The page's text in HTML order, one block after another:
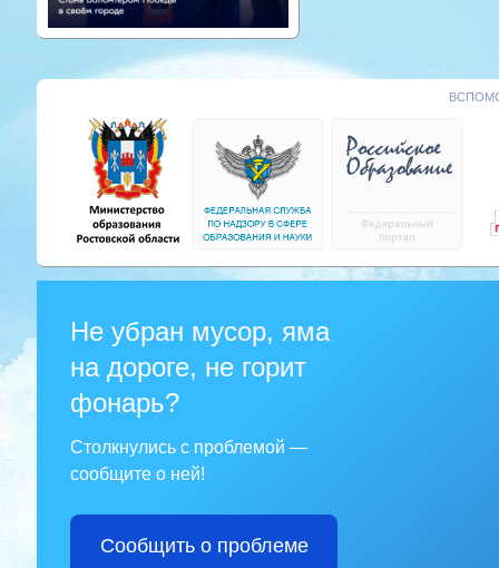
Не убран мусор, яма
на дороге, не горит
фонарь?
Столкнулись с проблемой —
сообщите о ней!
Сообщить о проблеме